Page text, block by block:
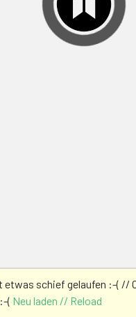
etwas schief gelaufen :-( //
( Neu laden // Reload